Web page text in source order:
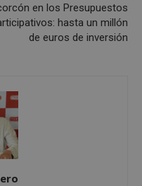
en los Presupuestos
hasta un millón
de euros de inversión